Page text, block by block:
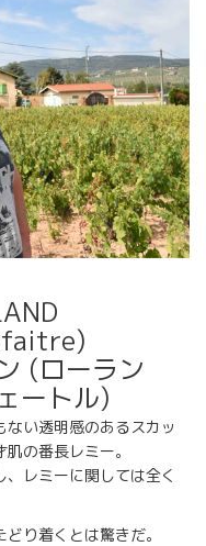
(ローラン
ートル)
い透明感のあるスカッ
の番長レミー。
レミーに関しては全く
り着くとは驚きだ。